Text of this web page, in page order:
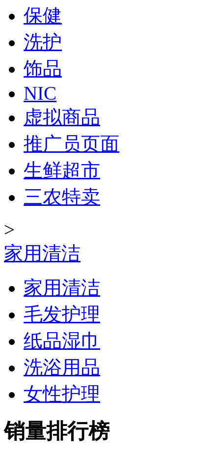
保健
洗护
饰品
NIC
虚拟商品
推广员页面
生鲜超市
三农特卖
>
家用清洁
家用清洁
毛发护理
纸品湿巾
洗浴用品
女性护理
销量排行榜